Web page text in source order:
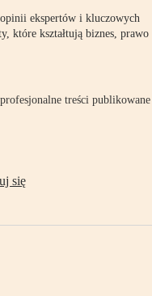
ekspertów i kluczowych
które kształtują biznes, prawo
treści publikowane
się